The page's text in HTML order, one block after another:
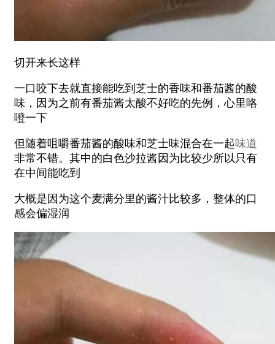
切开来长这样
一口咬下去就直接能吃到芝士的香味和番茄酱的酸
味，因为之前有番茄酱太酸不好吃的先例，心里咯
噔一下
但随着咀嚼番茄酱的酸味和芝士味混合在一起味道
非常不错。其中的白色沙拉酱因为比较少所以只有
在中间能吃到
大概是因为这个麦满分里的酱汁比较多，整体的口
感会偏湿润